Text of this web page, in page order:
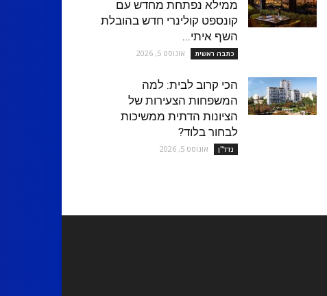
ממילא נפתחת מחדש עם
קונספט קולינרי חדש בהובלת
השף איתי...
כתבה ראשית אוגוסט 5, 2026
הכי קרוב לבית: למה
המשפחות הצעירות של
הציונות הדתית ממשיכות
לבחור בלוד?
נדל''ן אוגוסט 5, 2026